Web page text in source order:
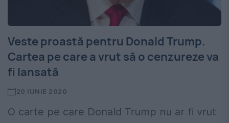
Veste proastă pentru Donald Trump.
Cartea pe care a vrut să o cenzureze va
fi lansată
20 IUNIE 2020
O carte pe care Donald Trump nu ar fi vrut